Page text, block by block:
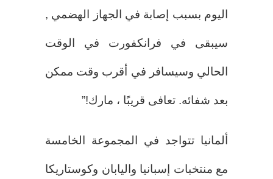
اليوم بسبب إصابة في الجهاز الهضمي ,
سيبقى في فرانكفورت في الوقت
الحالي وسيسافر في أقرب وقت ممكن
بعد شفائه. تعافى قريبًا ، مارك!”
ألمانيا تتواجد في المجموعة الخامسة
مع منتخبات إسبانيا واليابان وكوستاريكا